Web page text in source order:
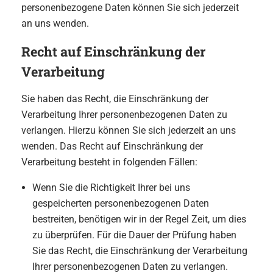
personenbezogene Daten können Sie sich jederzeit
an uns wenden.
Recht auf Einschränkung der
Verarbeitung
Sie haben das Recht, die Einschränkung der
Verarbeitung Ihrer personenbezogenen Daten zu
verlangen. Hierzu können Sie sich jederzeit an uns
wenden. Das Recht auf Einschränkung der
Verarbeitung besteht in folgenden Fällen:
Wenn Sie die Richtigkeit Ihrer bei uns
gespeicherten personenbezogenen Daten
bestreiten, benötigen wir in der Regel Zeit, um dies
zu überprüfen. Für die Dauer der Prüfung haben
Sie das Recht, die Einschränkung der Verarbeitung
Ihrer personenbezogenen Daten zu verlangen.